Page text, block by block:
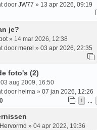
door JW77 » 13 apr 2026, 09:19
je?
» 14 mar 2026, 12:38
door merel » 03 apr 2026, 22:35
foto's (2)
aug 2009, 16:50
door helma » 07 jan 2026, 12:26
1 …
» 04 apr 2022, 19:36